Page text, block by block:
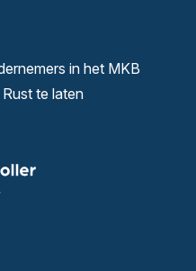
in het MKB
te laten